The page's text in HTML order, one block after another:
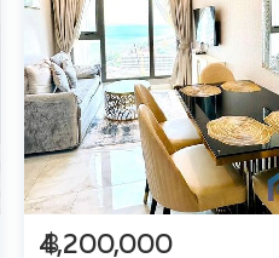
฿ 4,200,000